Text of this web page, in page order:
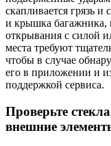
скапливается грязь
и крышка багажника,
открывания с силой
места требуют
чтобы в случае
его в приложении и
поддержкой сервиса.
Проверьте
внешние